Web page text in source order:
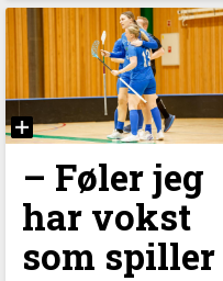
–⁠ Føler jeg
har vokst
som spiller